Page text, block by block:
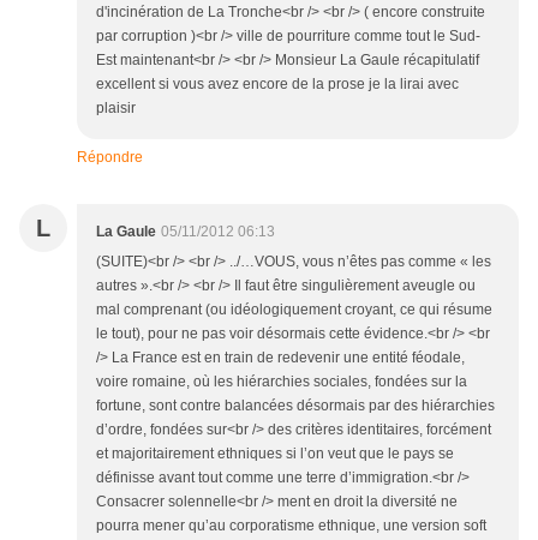
d'incinération de La Tronche<br /> <br /> ( encore construite
par corruption )<br /> ville de pourriture comme tout le Sud-
Est maintenant<br /> <br /> Monsieur La Gaule récapitulatif
excellent si vous avez encore de la prose je la lirai avec
plaisir
Répondre
L La Gaule 05/11/2012 06:13
(SUITE)<br /> <br /> ../…VOUS, vous n’êtes pas comme « les
autres ».<br /> <br /> Il faut être singulièrement aveugle ou
mal comprenant (ou idéologiquement croyant, ce qui résume
le tout), pour ne pas voir désormais cette évidence.<br /> <br
/> La France est en train de redevenir une entité féodale,
voire romaine, où les hiérarchies sociales, fondées sur la
fortune, sont contre balancées désormais par des hiérarchies
d’ordre, fondées sur<br /> des critères identitaires, forcément
et majoritairement ethniques si l’on veut que le pays se
définisse avant tout comme une terre d’immigration.<br />
Consacrer solennelle<br /> ment en droit la diversité ne
pourra mener qu’au corporatisme ethnique, une version soft